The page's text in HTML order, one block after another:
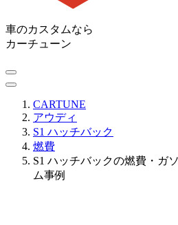
車のカスタムなら
カーチューン
CARTUNE
アウディ
S1 ハッチバック
燃費
S1 ハッチバックの燃費・ガ
ム事例